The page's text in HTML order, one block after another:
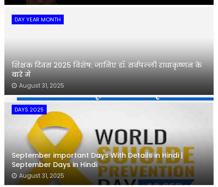
DAY YEAR MONTH
शिक्षक दिवस 2025 विशेष: जानिए डॉ. सर्वपल्ली राधाकृष्णन के
बारे में
August 31, 2025
DAYS 2025
September important Days With Details in Hindi |
September Days in Hindi
August 31, 2025